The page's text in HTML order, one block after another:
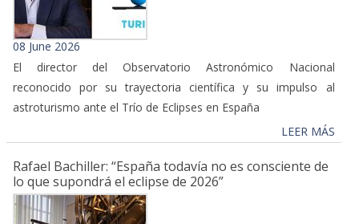
08 June 2026
El director del Observatorio Astronómico Nacional
reconocido por su trayectoria científica y su impulso al
astroturismo ante el Trío de Eclipses en España
LEER MÁS
Rafael Bachiller: “España todavía no es consciente de
lo que supondrá el eclipse de 2026”